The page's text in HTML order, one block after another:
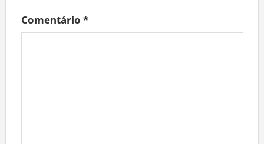
Comentário *